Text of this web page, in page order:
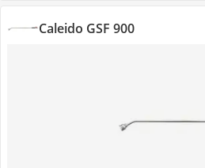
Caleido GSF 900